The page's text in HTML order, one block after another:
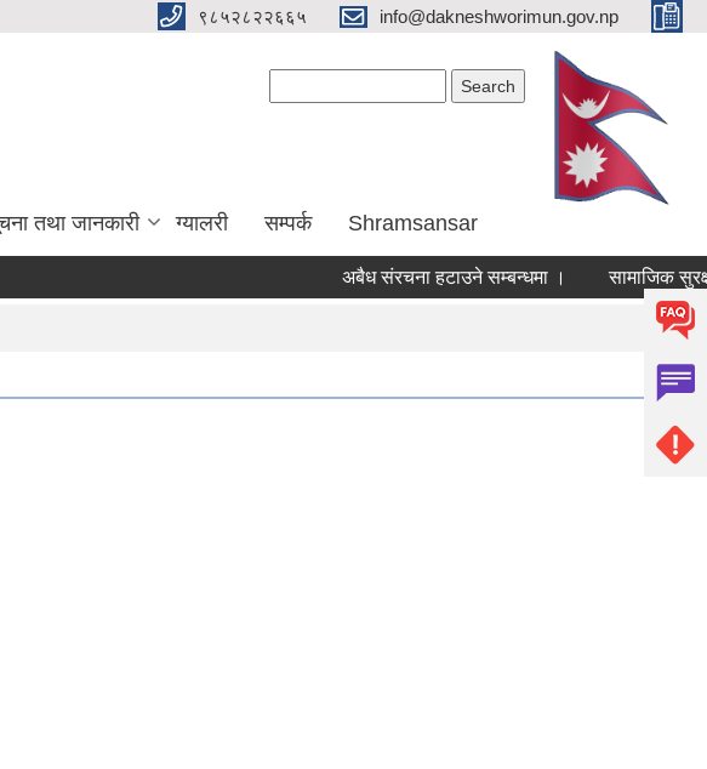
९८५२८२२६६५ info@dakneshworimun.gov.np
तथा जानकारी ग्यालरी सम्पर्क Shramsansar
अबैध संरचना हटाउने सम्बन्धमा । सामाजिक सुरक्षा